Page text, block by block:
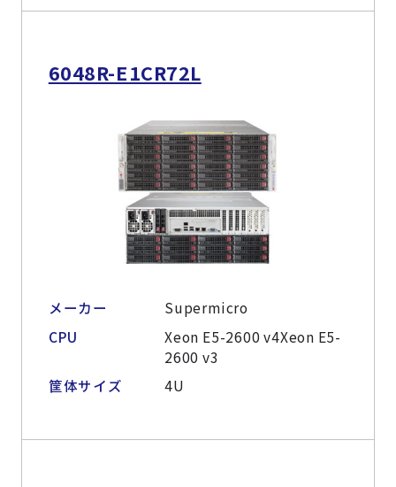
6048R-E1CR72L
メーカー
Supermicro
CPU
Xeon E5-2600 v4Xeon E5-
2600 v3
筐体サイズ
4U